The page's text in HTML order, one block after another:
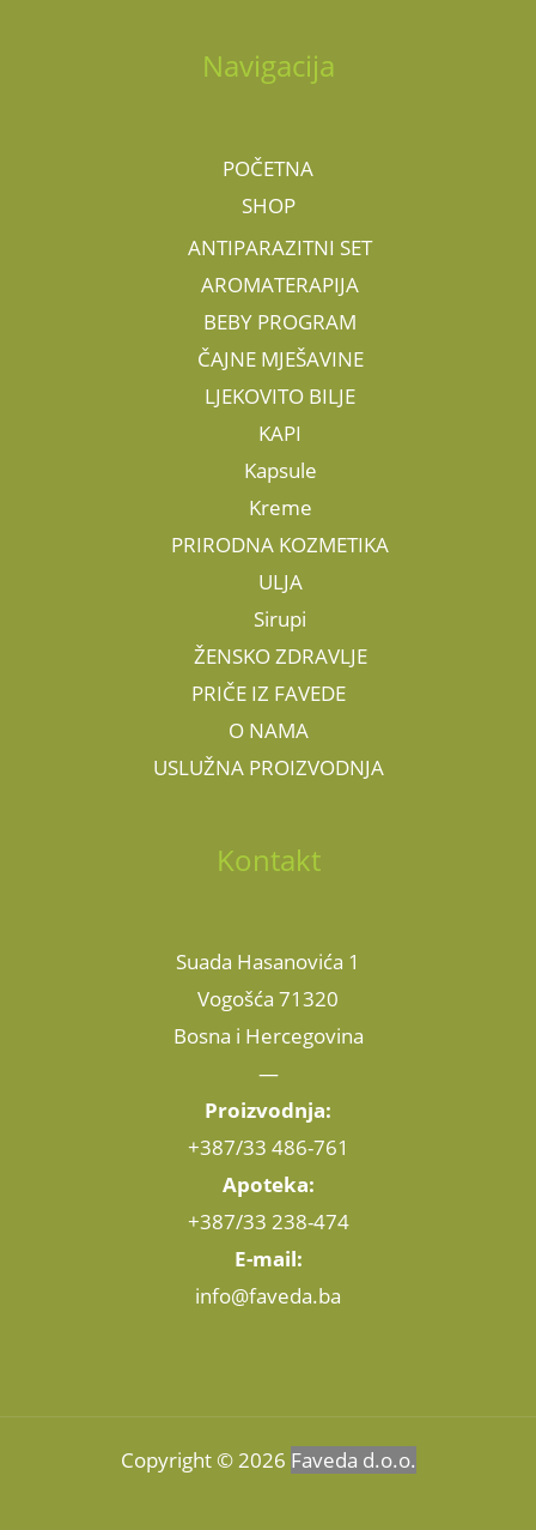
Navigacija
POČETNA
SHOP
ANTIPARAZITNI SET
AROMATERAPIJA
BEBY PROGRAM
ČAJNE MJEŠAVINE
LJEKOVITO BILJE
KAPI
Kapsule
Kreme
PRIRODNA KOZMETIKA
ULJA
Sirupi
ŽENSKO ZDRAVLJE
PRIČE IZ FAVEDE
O NAMA
USLUŽNA PROIZVODNJA
Kontakt
Suada Hasanovića 1
Vogošća 71320
Bosna i Hercegovina
—
Proizvodnja:
+387/33 486-761
Apoteka:
+387/33 238-474
E-mail:
info@faveda.ba
Copyright © 2026 Faveda d.o.o.